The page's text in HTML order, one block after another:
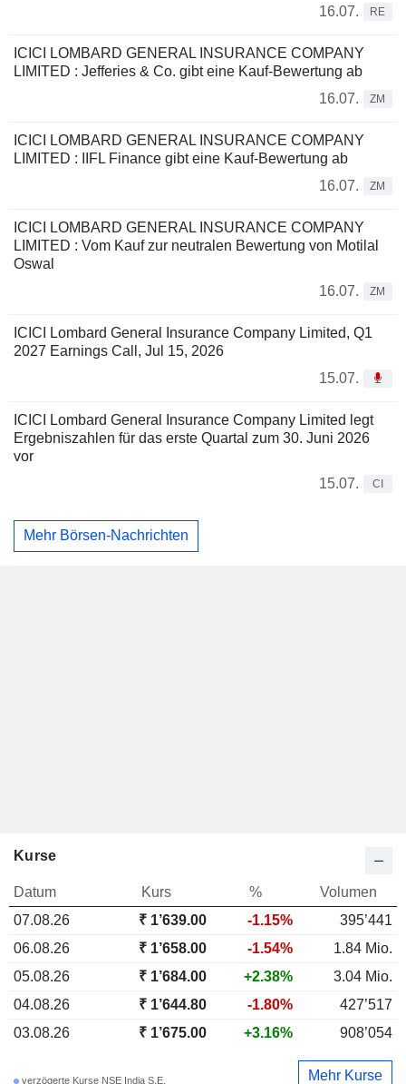
16.07.
RE
ICICI LOMBARD GENERAL INSURANCE COMPANY
LIMITED : Jefferies & Co. gibt eine Kauf-Bewertung ab
16.07.
ZM
ICICI LOMBARD GENERAL INSURANCE COMPANY
LIMITED : IIFL Finance gibt eine Kauf-Bewertung ab
16.07.
ZM
ICICI LOMBARD GENERAL INSURANCE COMPANY
LIMITED : Vom Kauf zur neutralen Bewertung von Motilal
Oswal
16.07.
ZM
ICICI Lombard General Insurance Company Limited, Q1
2027 Earnings Call, Jul 15, 2026
15.07.
ICICI Lombard General Insurance Company Limited legt
Ergebniszahlen für das erste Quartal zum 30. Juni 2026
vor
15.07.
CI
Mehr Börsen-Nachrichten
Kurse
Datum Kurs %
Volumen
07.08.26
₹ 1’639.00 -1.15%
395’441
06.08.26
₹ 1’658.00 -1.54%
1.84 Mio.
05.08.26
₹ 1’684.00 +2.38%
3.04 Mio.
04.08.26
₹ 1’644.80 -1.80%
427’517
03.08.26
₹ 1’675.00 +3.16% 908’054
verzögerte Kurse NSE India S.E. Mehr Kurse